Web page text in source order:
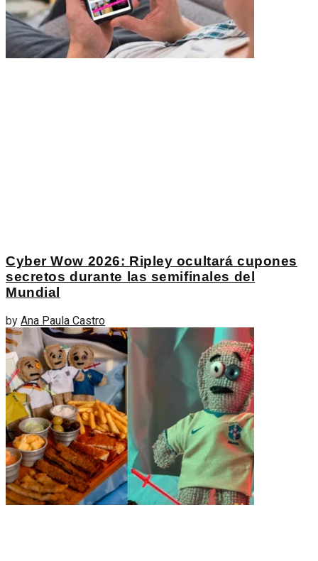
Cyber Wow 2026: Ripley ocultará cupones
secretos durante las semifinales del
Mundial
by Ana Paula Castro